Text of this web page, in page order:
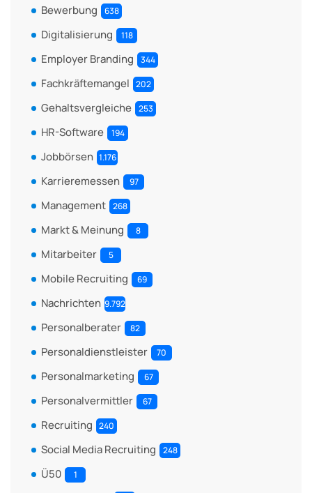
Bewerbung 638
Digitalisierung 118
Employer Branding 344
Fachkräftemangel 202
Gehaltsvergleiche 253
HR-Software 194
Jobbörsen 1.176
Karrieremessen 97
Management 268
Markt & Meinung 8
Mitarbeiter 5
Mobile Recruiting 69
Nachrichten 9.792
Personalberater 82
Personaldienstleister 70
Personalmarketing 67
Personalvermittler 67
Recruiting 240
Social Media Recruiting 248
Ü50 1